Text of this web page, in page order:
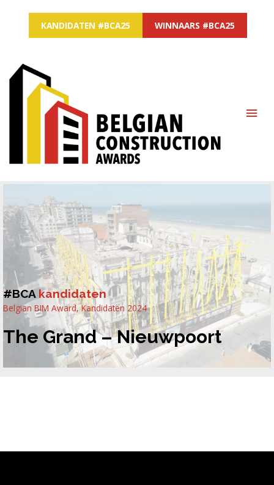
KANDIDATEN #BCA25 WINNAARS #BCA25
#BCA kandidaten
Belgian BIM Award,Kandidaten 2024
The Grand – Nieuwpoort